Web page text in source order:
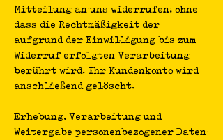
Mitteilung an uns widerrufen, ohne
dass die Rechtmäßigkeit der
aufgrund der Einwilligung bis zum
Widerruf erfolgten Verarbeitung
berührt wird. Ihr Kundenkonto wird
anschließend gelöscht.
Erhebung, Verarbeitung und
Weitergabe personenbezogener Daten